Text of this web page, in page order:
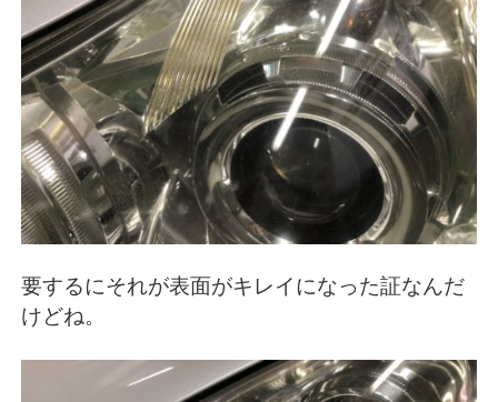
要するにそれが表面がキレイになった証なんだ
けどね。